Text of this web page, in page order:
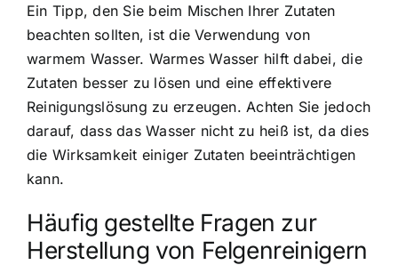
Ein Tipp, den Sie beim Mischen Ihrer Zutaten
beachten sollten, ist die Verwendung von
warmem Wasser. Warmes Wasser hilft dabei, die
Zutaten besser zu lösen und eine effektivere
Reinigungslösung zu erzeugen. Achten Sie jedoch
darauf, dass das Wasser nicht zu heiß ist, da dies
die Wirksamkeit einiger Zutaten beeinträchtigen
kann.
Häufig gestellte Fragen zur
Herstellung von Felgenreinigern